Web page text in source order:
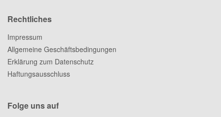
Rechtliches
Impressum
Allgemeine Geschäftsbedingungen
Erklärung zum Datenschutz
Haftungsausschluss
Folge uns auf